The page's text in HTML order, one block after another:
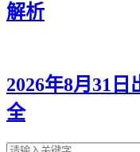
解析
2026年8月31
全